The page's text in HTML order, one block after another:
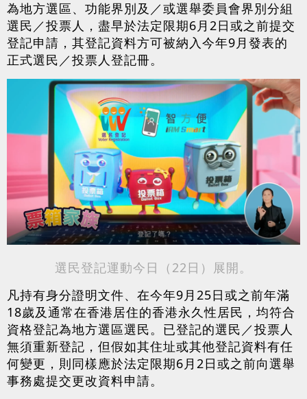
為地方選區、功能界別及／或選舉委員會界別分組
選民／投票人，盡早於法定限期6月2日或之前提交
登記申請，其登記資料方可被納入今年9月發表的
正式選民／投票人登記冊。
選民登記運動今日（22日）展開。
凡持有身分證明文件、在今年9月25日或之前年滿
18歲及通常在香港居住的香港永久性居民，均符合
資格登記為地方選區選民。已登記的選民／投票人
無須重新登記，但假如其住址或其他登記資料有任
何變更，則同樣應於法定限期6月2日或之前向選舉
事務處提交更改資料申請。